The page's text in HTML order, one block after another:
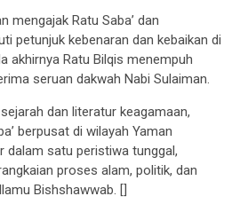
mengajak Ratu Saba’ dan
petunjuk kebenaran dan kebaikan di
akhirnya Ratu Bilqis menempuh
seruan dakwah Nabi Sulaiman.
dan literatur keagamaan,
berpusat di wilayah Yaman
dalam satu peristiwa tunggal,
proses alam, politik, dan
Bishshawwab. []